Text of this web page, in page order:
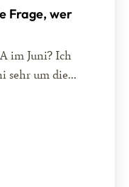
Frage, wer
im Juni? Ich
sehr um die...